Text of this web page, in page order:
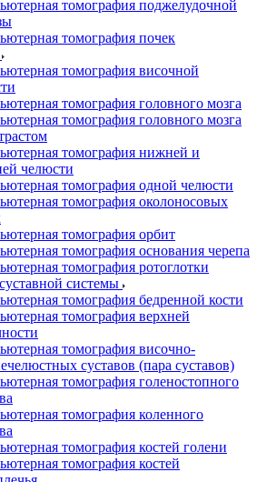
томография поджелудочной
томография почек
томография височной
томография головного мозга
томография головного мозга
томография нижней и
челюсти
томография одной челюсти
томография околоносовых
томография орбит
томография основания черепа
томография ротоглотки
системы
томография бедренной кости
томография верхней
томография височно-
суставов (пара суставов)
томография голеностопного
томография коленного
томография костей голени
томография костей